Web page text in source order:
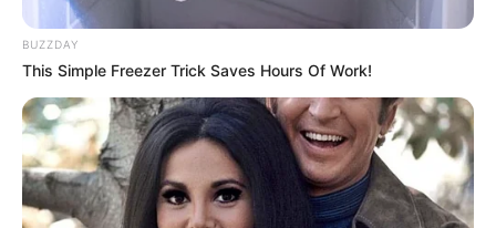
BUZZDAY
This Simple Freezer Trick Saves Hours Of Work!